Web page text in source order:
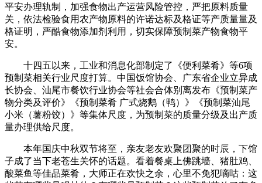
平安办理轨制，加强食物出产运营风险管控，严把原料质量
关，依法检验食用农产物原料的许诺达标及格证等产质量量及
格证明，严酷食物添加剂利用，切实保障预制菜产物食物平
安。
十四五以来，工业和消息化部制定了《便利菜肴》等6项
预制菜相关行业尺度打算。中国饭馆协会、广东省企业立异成
长协会、汕尾市餐饮行业协会等社会合体别离发布《预制菜产
物分类及评价》《预制菜肴 广式烧鹅（鸭）》《预制菜汕尾
小米（薯粉饺）》等集体尺度，为预制菜的质量分级及出产质
量办理供给尺度。
本年国庆中秋双节将至，亲友老友欢聚团聚的时辰，下馆
子成了当下老苍生关怀的话题。看着餐桌上佛跳墙、猪肚鸡、
酸菜鱼等佳品菜肴，大师正在欢快之余，心里不免犯嘀咕：这